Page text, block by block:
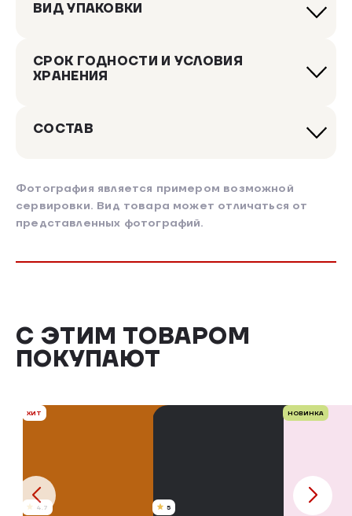
ВИД УПАКОВКИ
СРОК ГОДНОСТИ И УСЛОВИЯ
ХРАНЕНИЯ
СОСТАВ
Фотография является примером возможной
сервировки. Вид товара может отличаться от
представленных фотографий.
С ЭТИМ ТОВАРОМ
ПОКУПАЮТ
ХИТ
4.7 5
НОВИНКА